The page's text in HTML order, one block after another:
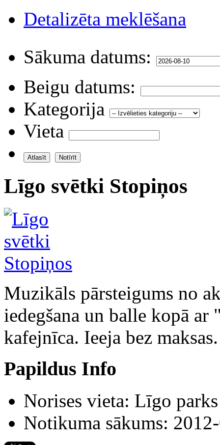
Detalizēta meklēšana
Sākuma datums:
Beigu datums:
Kategorija
Vieta
Līgo svētki Stopiņos
Muzikāls pārsteigums no
iedegšana un balle kopā ar
kafejnīca. Ieeja bez maksas.
Papildus Info
Norises vieta: Līgo parks
Notikuma sākums: